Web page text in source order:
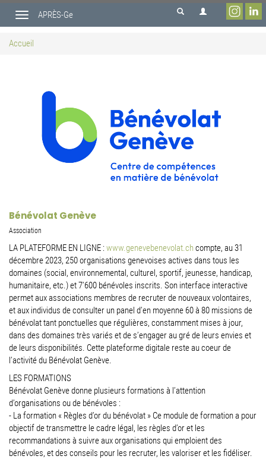
contenu
Toggle
navigation
APRÈS-Ge
Accueil
Bénévolat Genève
Association
LA PLATEFORME EN LIGNE :www.genevebenevolat.chcompte, au 31
décembre 2023, 250 organisations genevoises actives dans tous les
domaines (social, environnemental, culturel, sportif, jeunesse, handicap,
humanitaire, etc.) et 7’600 bénévoles inscrits. Son interface interactive
permet aux associations membres de recruter de nouveaux volontaires,
et aux individus de consulter un panel d’en moyenne 60 à 80 missions de
bénévolat tant ponctuelles que régulières, constamment mises à jour,
dans des domaines très variés et de s’engager au gré de leurs envies et
de leurs disponibilités. Cette plateforme digitale reste au coeur de
l’activité du Bénévolat Genève.
LES FORMATIONS
Bénévolat Genève donne plusieurs formations à l’attention
d’organisations ou de bénévoles :
- La formation « Règles d’or du bénévolat » Ce module de formation a pour
objectif de transmettre le cadre légal, les règles d’or et les
recommandations à suivre aux organisations qui emploient des
bénévoles, et des conseils pour les recruter, les valoriser et les fidéliser.